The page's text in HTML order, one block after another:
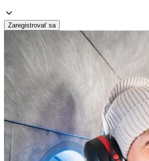
Zaregistrovať sa